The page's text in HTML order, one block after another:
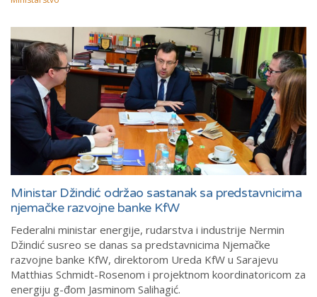
Ministar Džindić održao sastanak sa predstavnicima
njemačke razvojne banke KfW
Federalni ministar energije, rudarstva i industrije Nermin
Džindić susreo se danas sa predstavnicima Njemačke
razvojne banke KfW, direktorom Ureda KfW u Sarajevu
Matthias Schmidt-Rosenom i projektnom koordinatoricom za
energiju g-đom Jasminom Salihagić.